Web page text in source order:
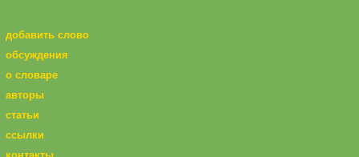
добавить слово
обсуждения
о словаре
авторы
статьи
ссылки